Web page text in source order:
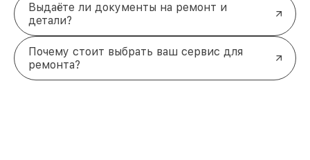
Выдаёте ли документы на ремонт и
детали?
Почему стоит выбрать ваш сервис для
ремонта?